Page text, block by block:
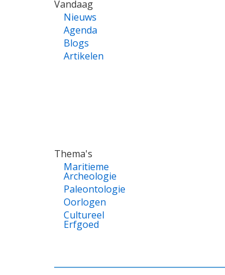
VOET
Vandaag
Nieuws
Agenda
Blogs
Artikelen
Thema's
Maritieme
Archeologie
Paleontologie
Oorlogen
Cultureel
Erfgoed